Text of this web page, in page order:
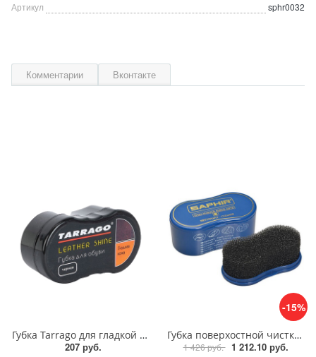
Артикул sphr0032
Комментарии Вконтакте
Губка Tarrago для гладкой кожи силикон1
207 руб.
-15%
Губка поверхостной чистки замши, велюра Saphir Nettoyant cleaner
1 426 руб. 1 212.10 руб.